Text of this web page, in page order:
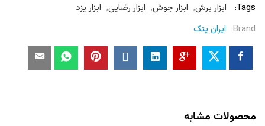
Tags:
ابزار برش, ابزار جوش, ابزار رضایی, ابزار یزد
Brand: ایران پتک
محصولات مشابه